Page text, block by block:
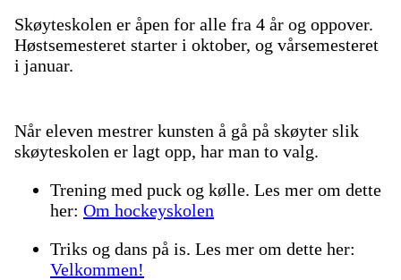
Skøyteskolen er åpen for alle fra 4 år og oppover.
Høstsemesteret starter i oktober, og vårsemesteret
i januar.
Når eleven mestrer kunsten å gå på skøyter slik
skøyteskolen er lagt opp, har man to valg.
Trening med puck og kølle. Les mer om dette
her: Om hockeyskolen
Triks og dans på is. Les mer om dette her:
Velkommen!